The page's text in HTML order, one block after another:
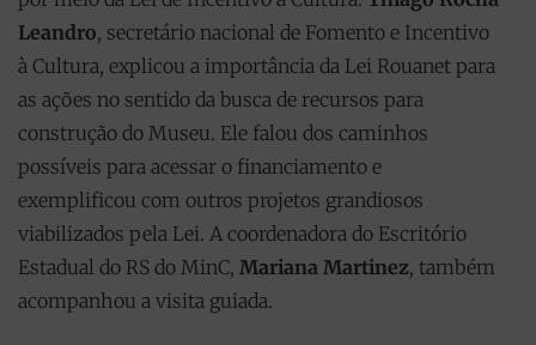
Leandro, secretário nacional de Fomento e Incentivo
à Cultura, explicou a importância da Lei Rouanet para
as ações no sentido da busca de recursos para
construção do Museu. Ele falou dos caminhos
possíveis para acessar o financiamento e
exemplificou com outros projetos grandiosos
viabilizados pela Lei. A coordenadora do Escritório
Estadual do RS do MinC, Mariana Martinez, também
acompanhou a visita guiada.